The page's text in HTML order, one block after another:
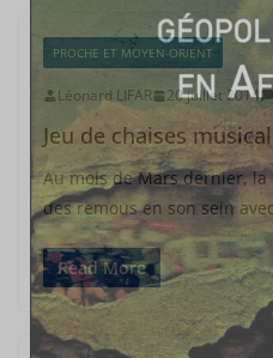
PROCHE ET MOYEN-ORIENT
Léonard LIFAR 20 juillet 2014
Jeu de chaises
Au mois de Mars dernier, la
des remous en son sein
Read More